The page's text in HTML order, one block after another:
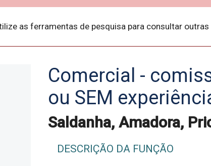
as ferramentas de pesquisa para consultar
Comercial -
ou SEM
Saldanha, Amadora,
DESCRIÇÃO DA FUNÇÃO